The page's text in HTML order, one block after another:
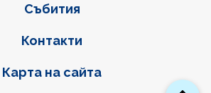
Събития
Контакти
Карта на сайта